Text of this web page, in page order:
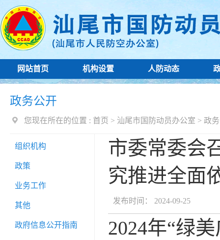
网站首页 机构设置 人防动态
政务公开
您现在所在的位置 : 首页 > 汕尾市国防动员办公室 > 政
组织机构
政策
业务工作
其他
政府信息公开指南
市委常委会
究推进全面
发布时间： 2024-09-25
2024年“绿